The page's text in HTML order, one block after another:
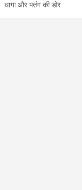
धागा और पतंग की डोर